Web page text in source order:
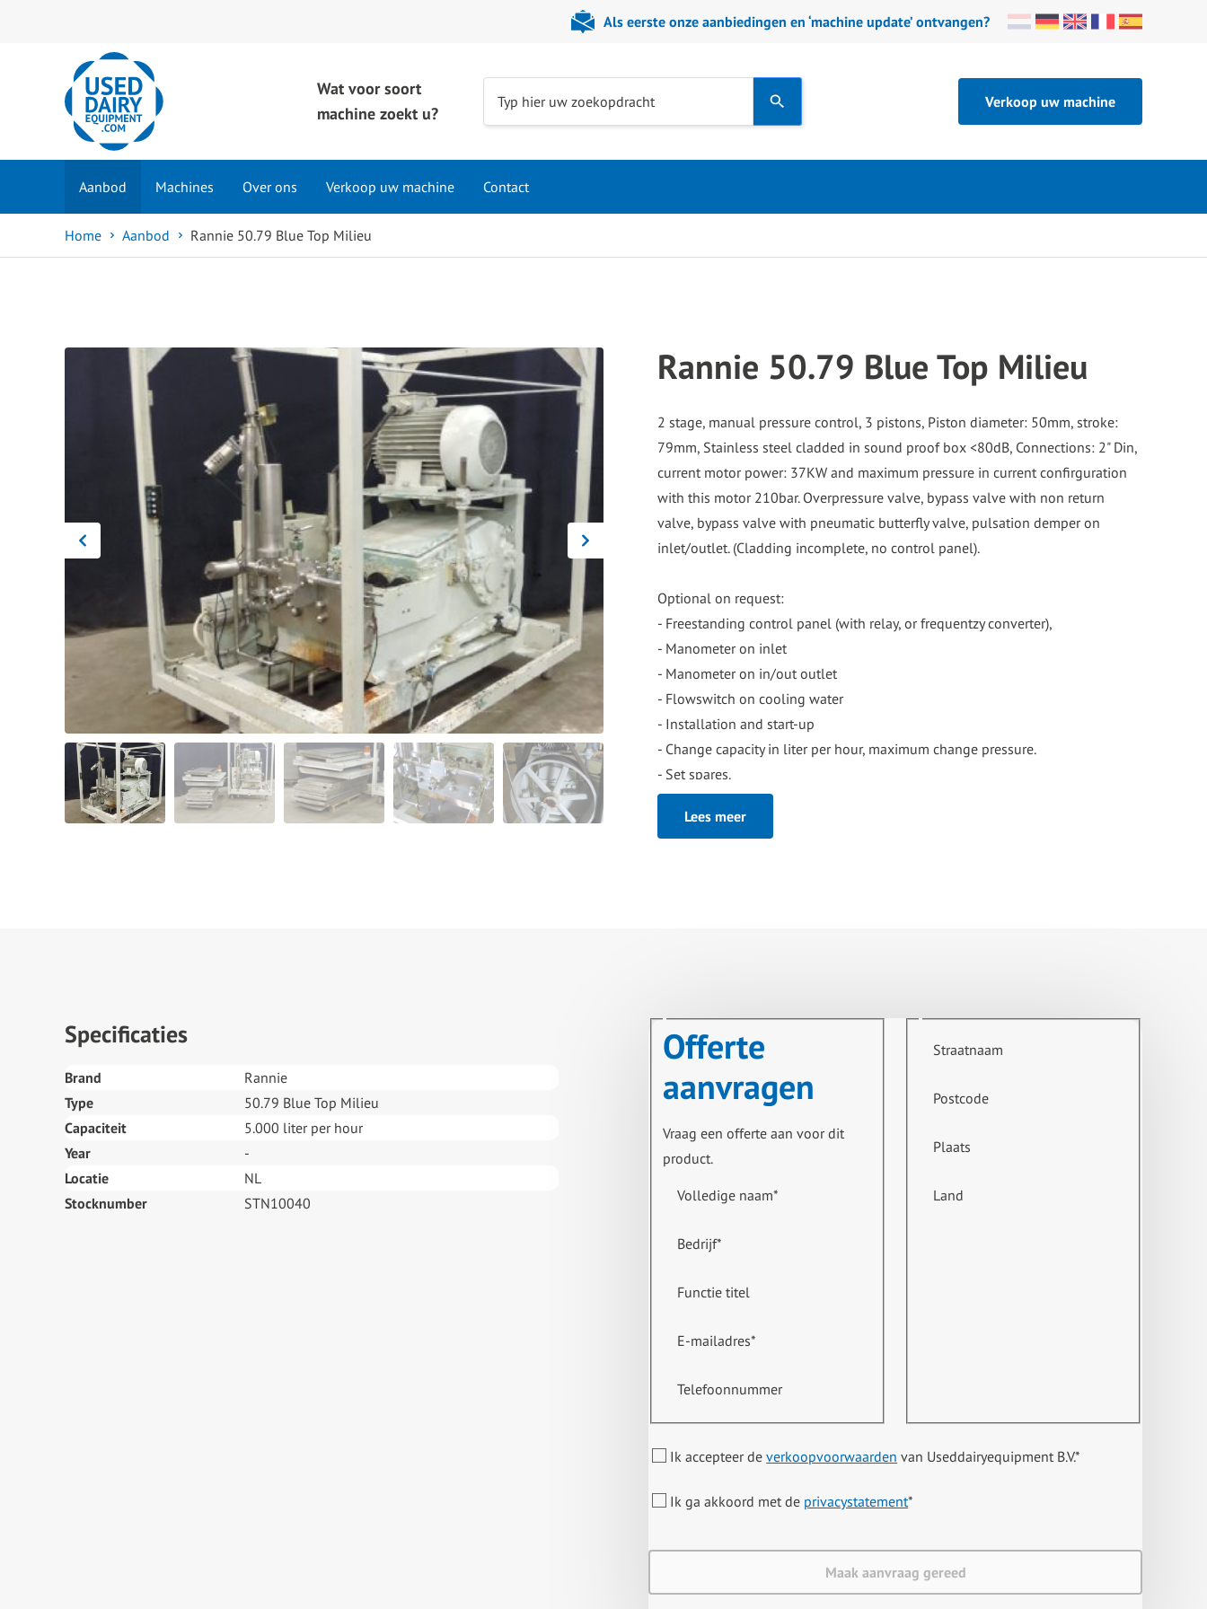
Als eerste onze aanbiedingen en ‘machine update’ ontvangen?
Wat voor soort
machine zoekt u?
Typ hier uw zoekopdracht
and
arrows
enter
the
selected
search
result.
device
users
touch
swipe
gestures.
Verkoop uw machine
Aanbod Machines Over ons Verkoop uw machine Contact
Home Aanbod Rannie 50.79 Blue Top Milieu
Rannie 50.79 Blue Top Milieu
2 stage, manual pressure control, 3 pistons, Piston diameter: 50mm, stroke:
79mm, Stainless steel cladded in sound proof box <80dB, Connections: 2" Din,
current motor power: 37KW and maximum pressure in current confirguration
with this motor 210bar. Overpressure valve, bypass valve with non return
valve, bypass valve with pneumatic butterfly valve, pulsation demper on
inlet/outlet. (Cladding incomplete, no control panel).
Optional on request:
- Freestanding control panel (with relay, or frequentzy converter),
- Manometer on inlet
- Manometer on in/out outlet
- Flowswitch on cooling water
- Installation and start-up
- Change capacity in liter per hour, maximum change pressure.
Lees meer
Specificaties
Brand
Rannie
Type
50.79 Blue Top Milieu
Capaciteit
5.000 liter per hour
Year
-
Locatie
NL
Stocknumber
STN10040
Offerte
aanvragen
Vraag een offerte aan voor dit
product.
Volledige naam*
Bedrijf*
Functie titel
E-mailadres*
Telefoonnummer
Straatnaam
Postcode
Plaats
Land
Ik accepteer deverkoopvoorwaarden van Useddairyequipment B.V.*
Ik ga akkoord met de privacystatement*
Maak aanvraag gereed